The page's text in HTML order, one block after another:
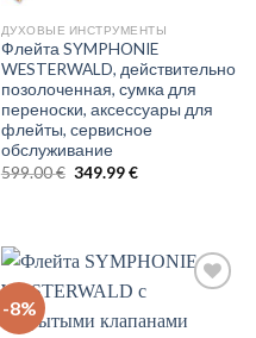
ДУХОВЫЕ ИНСТРУМЕНТЫ
Флейта SYMPHONIE
WESTERWALD, действительно
позолоченная, сумка для
переноски, аксессуары для
флейты, сервисное
обслуживание
599.00€ Original
349.99€Current
-8%